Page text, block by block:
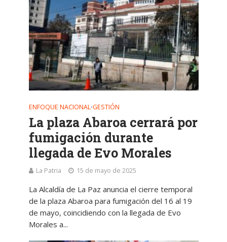
ENFOQUE NACIONAL•GESTIÓN
La plaza Abaroa cerrará por
fumigación durante
llegada de Evo Morales
La Patria 15 de mayo de 2025
La Alcaldía de La Paz anuncia el cierre temporal
de la plaza Abaroa para fumigación del 16 al 19
de mayo, coincidiendo con la llegada de Evo
Morales a...